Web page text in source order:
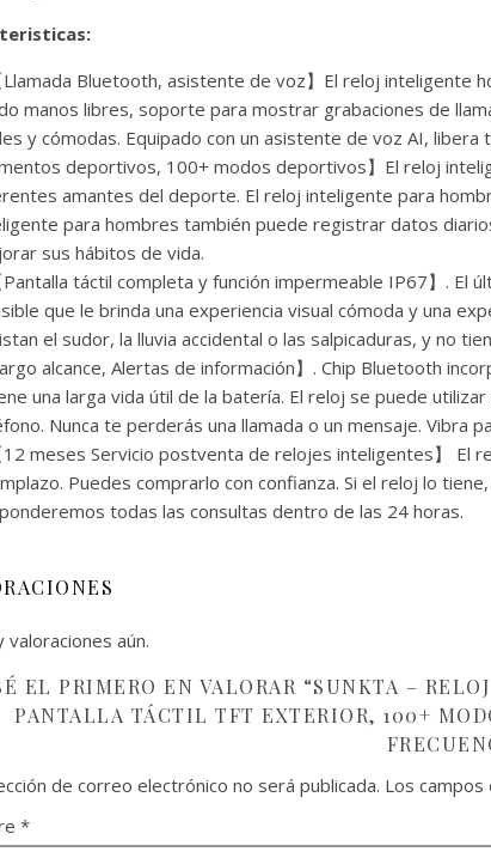
Llamada Bluetooth, asistente de voz】El reloj inteligente
manos libres, soporte para mostrar grabaciones de
y cómodas. Equipado con un asistente de voz AI, libera
deportivos, 100+ modos deportivos】El reloj
amantes del deporte. El reloj inteligente para
para hombres también puede registrar datos
sus hábitos de vida.
Pantalla táctil completa y función impermeable IP67】. El
que le brinda una experiencia visual cómoda y una
el sudor, la lluvia accidental o las salpicaduras, y no
alcance, Alertas de información】. Chip Bluetooth
una larga vida útil de la batería. El reloj se puede
Nunca te perderás una llamada o un mensaje. Vibra
meses Servicio postventa de relojes inteligentes】 El
Puedes comprarlo con confianza. Si el reloj lo
todas las consultas dentro de las 24 horas.
valoraciones aún.
EL PRIMERO EN VALORAR “SUNKTA –
PANTALLA TÁCTIL TFT EXTERIOR, 100+
de correo electrónico no será publicada. Los
*